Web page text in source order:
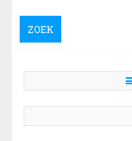
ZOEK